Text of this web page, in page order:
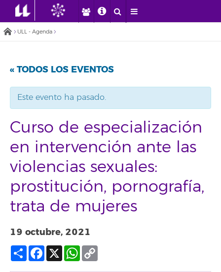
ULL - Agenda
« TODOS LOS EVENTOS
Este evento ha pasado.
Curso de especialización
en intervención ante las
violencias sexuales:
prostitución, pornografía,
trata de mujeres
19 octubre, 2021
Compartir
Facebook
X WhatsApp